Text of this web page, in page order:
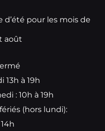
d’été pour les mois de
août
13h à 19h
: 10h à 19h
(hors lundi):